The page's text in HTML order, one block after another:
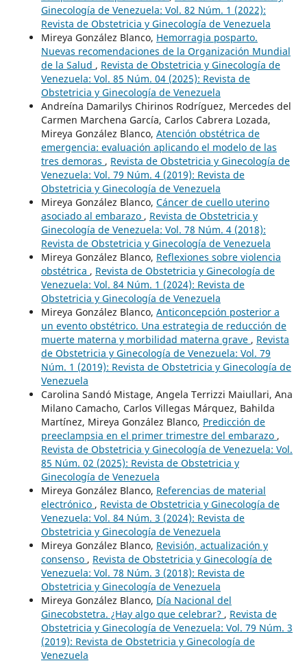
Ginecología de Venezuela: Vol. 82 Núm. 1 (2022):
Revista de Obstetricia y Ginecología de Venezuela
Mireya González Blanco, Hemorragia posparto.
Nuevas recomendaciones de la Organización Mundial
de la Salud , Revista de Obstetricia y Ginecología de
Venezuela: Vol. 85 Núm. 04 (2025): Revista de
Obstetricia y Ginecología de Venezuela
Andreína Damarilys Chirinos Rodríguez, Mercedes del
Carmen Marchena García, Carlos Cabrera Lozada,
Mireya González Blanco, Atención obstétrica de
emergencia: evaluación aplicando el modelo de las
tres demoras , Revista de Obstetricia y Ginecología de
Venezuela: Vol. 79 Núm. 4 (2019): Revista de
Obstetricia y Ginecología de Venezuela
Mireya González Blanco, Cáncer de cuello uterino
asociado al embarazo , Revista de Obstetricia y
Ginecología de Venezuela: Vol. 78 Núm. 4 (2018):
Revista de Obstetricia y Ginecología de Venezuela
Mireya González Blanco, Reflexiones sobre violencia
obstétrica , Revista de Obstetricia y Ginecología de
Venezuela: Vol. 84 Núm. 1 (2024): Revista de
Obstetricia y Ginecología de Venezuela
Mireya González Blanco, Anticoncepción posterior a
un evento obstétrico. Una estrategia de reducción de
muerte materna y morbilidad materna grave , Revista
de Obstetricia y Ginecología de Venezuela: Vol. 79
Núm. 1 (2019): Revista de Obstetricia y Ginecología de
Venezuela
Carolina Sandó Mistage, Angela Terrizzi Maiullari, Ana
Milano Camacho, Carlos Villegas Márquez, Bahilda
Martínez, Mireya González Blanco, Predicción de
preeclampsia en el primer trimestre del embarazo ,
Revista de Obstetricia y Ginecología de Venezuela: Vol.
85 Núm. 02 (2025): Revista de Obstetricia y
Ginecología de Venezuela
Mireya González Blanco, Referencias de material
electrónico , Revista de Obstetricia y Ginecología de
Venezuela: Vol. 84 Núm. 3 (2024): Revista de
Obstetricia y Ginecología de Venezuela
Mireya González Blanco, Revisión, actualización y
consenso , Revista de Obstetricia y Ginecología de
Venezuela: Vol. 78 Núm. 3 (2018): Revista de
Obstetricia y Ginecología de Venezuela
Mireya González Blanco, Día Nacional del
Ginecobstetra. ¿Hay algo que celebrar? , Revista de
Obstetricia y Ginecología de Venezuela: Vol. 79 Núm. 3
(2019): Revista de Obstetricia y Ginecología de
Venezuela